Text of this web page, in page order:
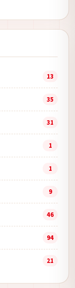
13
35
31
1
1
9
46
94
21